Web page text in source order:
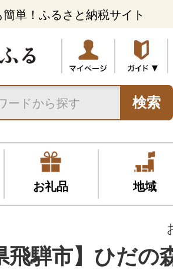
単！ふるさと納税サイト
検索
お礼品 地域
飛騨市】ひだの